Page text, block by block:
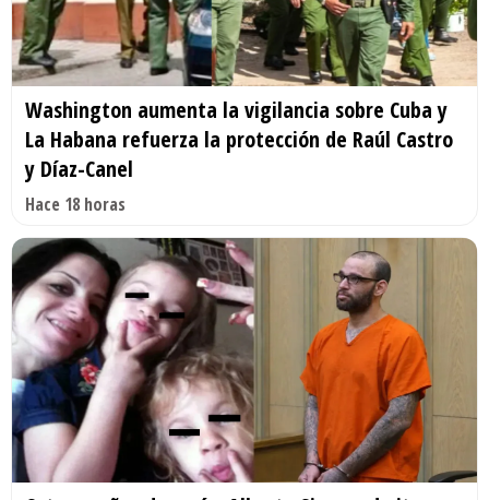
Washington aumenta la vigilancia sobre Cuba y
La Habana refuerza la protección de Raúl Castro
y Díaz-Canel
Hace 18 horas